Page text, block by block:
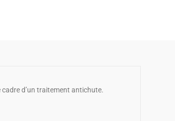
d’un traitement antichute.